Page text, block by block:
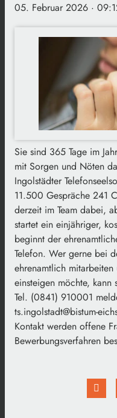
05. Februar 2026 ·
Sie sind 365 Tage im
mit Sorgen und Nöten
Ingolstädter
11.500 Gespräche 241
derzeit im Team dabei,
startet ein einjähriger,
beginnt der
Telefon. Wer gerne bei
ehrenamtlich
einsteigen möchte,
Tel. (0841) 910001
ts.ingolstadt@bistum-
Kontakt werden offene
Bewerbungsverfahren